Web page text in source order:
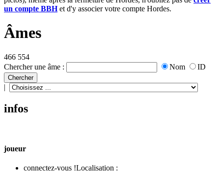
un compte BBHet d'y associer votre compte Hordes.
Âmes
466 554
Chercher une âme :
Nom ID
|
infos
joueur
connectez-vous !Localisation :